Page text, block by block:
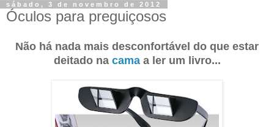
sábado, 3 de novembro de 2012
Óculos para preguiçosos
Não há nada mais desconfortável do que estar
deitado na camaa ler um livro...